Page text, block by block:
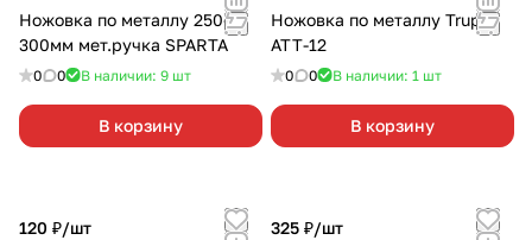
Ножовка по металлу 250-
300мм мет.ручка SPARTA
0 0 В наличии: 9 шт
В корзину
Ножовка по металлу Truper
АТТ-12
0 0 В наличии: 1 шт
В корзину
120 ₽/шт
325 ₽/шт